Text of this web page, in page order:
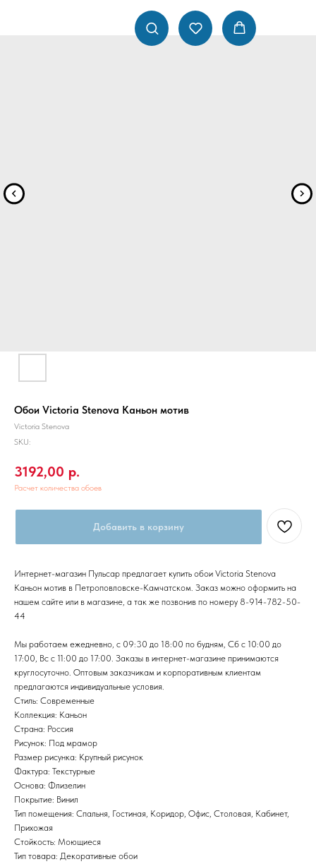
Обои Victoria Stenova Каньон мотив
Victoria Stenova
SKU:
3192,00 р.
Расчет количества обоев
Добавить в корзину
Интернет-магазин Пульсар предлагает купить обои Victoria Stenova
Каньон мотив в Петроповловске-Камчатском. Заказ можно оформить на
нашем сайте или в магазине, а так же позвонив по номеру 8-914-782-50-
44
Мы работаем ежедневно, с 09:30 до 18:00 по будням, Сб с 10:00 до
17:00, Вс с 11:00 до 17:00. Заказы в интернет-магазине принимаются
круглосуточно. Оптовым заказчикам и корпоративным клиентам
предлагаются индивидуальные условия.
Стиль: Современные
Коллекция: Каньон
Страна: Россия
Рисунок: Под мрамор
Размер рисунка: Крупный рисунок
Фактура: Текстурные
Основа: Флизелин
Покрытие: Винил
Тип помещения: Спальня, Гостиная, Коридор, Офис, Столовая, Кабинет,
Прихожая
Стойкость: Моющиеся
Тип товара: Декоративные обои